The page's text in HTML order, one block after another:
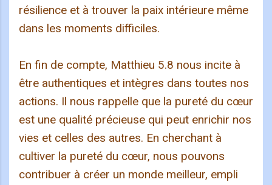
résilience et à trouver la paix intérieure même
dans les moments difficiles.
En fin de compte, Matthieu 5.8 nous incite à
être authentiques et intègres dans toutes nos
actions. Il nous rappelle que la pureté du cœur
est une qualité précieuse qui peut enrichir nos
vies et celles des autres. En cherchant à
cultiver la pureté du cœur, nous pouvons
contribuer à créer un monde meilleur, empli